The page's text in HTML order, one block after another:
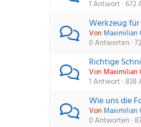
1 Antwort ·
Werkzeug
Von Maximilian
0 Antworten ·
Richtige
Von Maximilian
1 Antwort ·
Wie uns die
Von Maximilian
0 Antworten ·